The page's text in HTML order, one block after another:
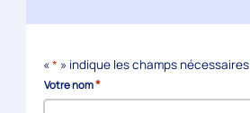
«* » indique les champs nécessaires
Votre nom*